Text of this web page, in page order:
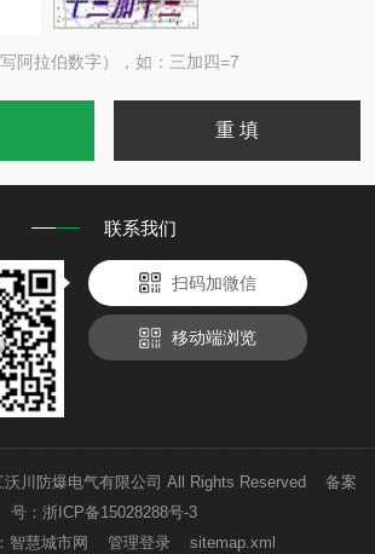
阿拉伯数字），如：三加四=7
联系我们
扫码加微信
移动端浏览
沃川防爆电气有限公司 All Rights Reserved 备案
号： 浙ICP备15028288号-3
智慧城市网 管理登录 sitemap.xml